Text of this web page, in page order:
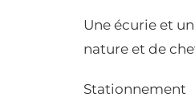
Une écurie et
nature et de
Stationnement